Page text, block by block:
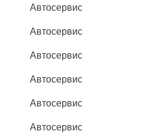
Автосервис
Автосервис
Автосервис
Автосервис
Автосервис
Автосервис